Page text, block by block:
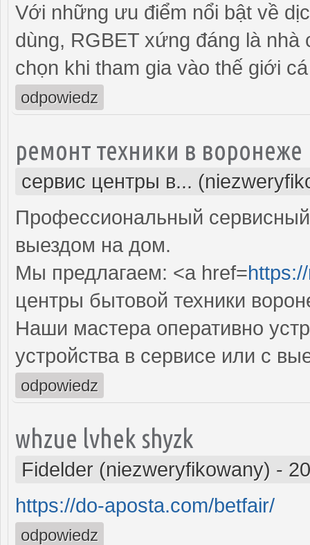
Với những ưu điểm nổi bật về
dùng, RGBET xứng đáng là
chọn khi tham gia vào thế giới
odpowiedz
ремонт техники в воронеже
сервис центры в...
Профессиональный
выездом на дом.
Мы предлагаем: <a href=
центры бытовой техники
Наши мастера оперативно
устройства в сервисе или с
odpowiedz
whzue lvhek shyzk
Fidelder (niezweryfikowany) -
https://do-aposta.com/betfair/
odpowiedz